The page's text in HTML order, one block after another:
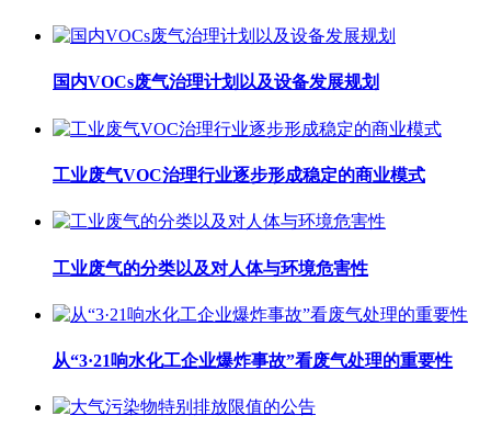
国内VOCs废气治理计划以及设备发展规划
工业废气VOC治理行业逐步形成稳定的商业模式
工业废气的分类以及对人体与环境危害性
从“3·21响水化工企业爆炸事故”看废气处理的重要性